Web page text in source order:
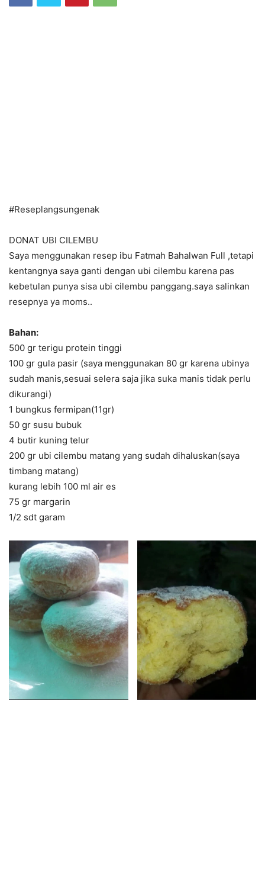
#Reseplangsungenak
DONAT UBI CILEMBU
Saya menggunakan resep ibu Fatmah Bahalwan Full ,tetapi
kentangnya saya ganti dengan ubi cilembu karena pas
kebetulan punya sisa ubi cilembu panggang.saya salinkan
resepnya ya moms..
Bahan:
500 gr terigu protein tinggi
100 gr gula pasir (saya menggunakan 80 gr karena ubinya
sudah manis,sesuai selera saja jika suka manis tidak perlu
dikurangi)
1 bungkus fermipan(11gr)
50 gr susu bubuk
4 butir kuning telur
200 gr ubi cilembu matang yang sudah dihaluskan(saya
timbang matang)
kurang lebih 100 ml air es
75 gr margarin
1/2 sdt garam